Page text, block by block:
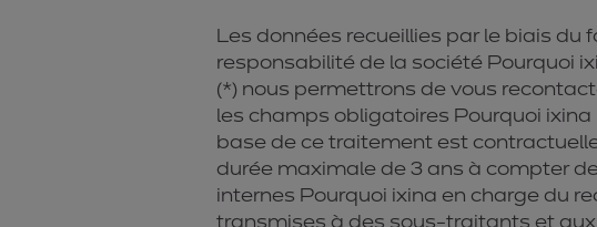
Les données recueillies par le biais du
responsabilité de la société Pourquoi
(*) nous permettrons de vous
les champs obligatoires Pourquoi
base de ce traitement est
durée maximale de 3 ans à compter
internes Pourquoi ixina en charge du
transmises à des sous-traitants et aux